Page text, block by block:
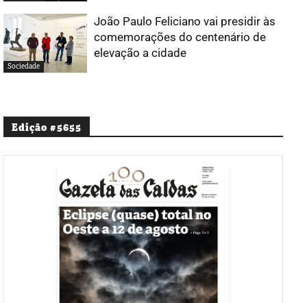
Sociedade
João Paulo Feliciano vai presidir às
comemorações do centenário de
elevação a cidade
Edição #5655